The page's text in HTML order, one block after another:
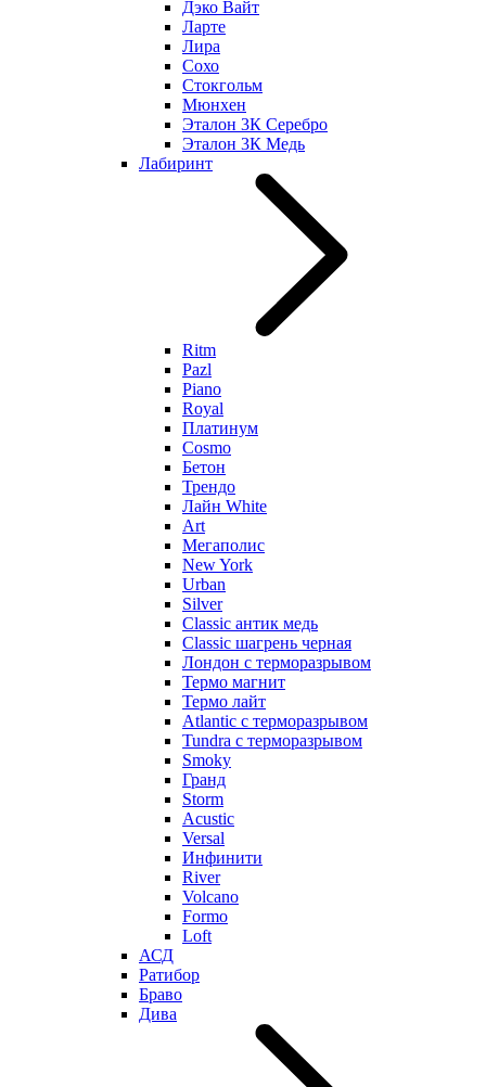
Дэко Вайт
Ларте
Лира
Сохо
Стокгольм
Мюнхен
Эталон 3К Серебро
Эталон 3К Медь
Лабиринт
Ritm
Pazl
Piano
Royal
Платинум
Cosmo
Бетон
Трендо
Лайн White
Art
Мегаполис
New York
Urban
Silver
Classic антик медь
Classic шагрень черная
Лондон с терморазрывом
Термо магнит
Термо лайт
Atlantic с терморазрывом
Tundra с терморазрывом
Smoky
Гранд
Storm
Acustic
Versal
Инфинити
River
Volcano
Formo
Loft
АСД
Ратибор
Браво
Дива